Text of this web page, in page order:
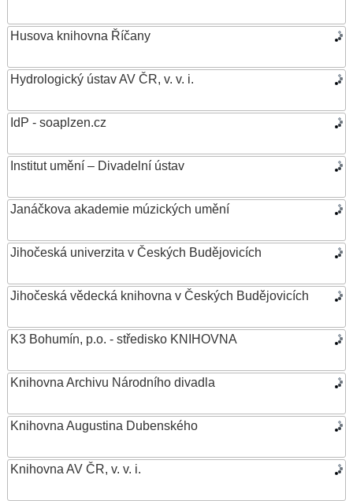
Husova knihovna Říčany
Hydrologický ústav AV ČR, v. v. i.
IdP - soaplzen.cz
Institut umění – Divadelní ústav
Janáčkova akademie múzických umění
Jihočeská univerzita v Českých Budějovicích
Jihočeská vědecká knihovna v Českých Budějovicích
K3 Bohumín, p.o. - středisko KNIHOVNA
Knihovna Archivu Národního divadla
Knihovna Augustina Dubenského
Knihovna AV ČR, v. v. i.